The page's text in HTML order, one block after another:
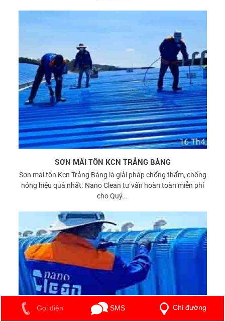
SƠN MÁI TÔN KCN TRẢNG BÀNG
Sơn mái tôn Kcn Trảng Bàng là giải pháp chống thấm, chống
nóng hiệu quả nhất. Nano Clean tư vấn hoàn toàn miễn phí
cho Quý...
Gọi điện SMS Chỉ đường